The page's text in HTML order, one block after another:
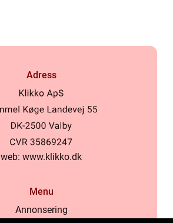
Adress
web: www.klikko.dk
Menu
Annonsering